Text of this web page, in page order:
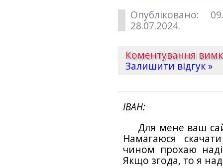
Опубліковано:
28.07.2024.
Коментування
Залишити відгук »
ІВАН
Для мене ваш
Намагаюся
чином прохаю
Якщо згода, то я